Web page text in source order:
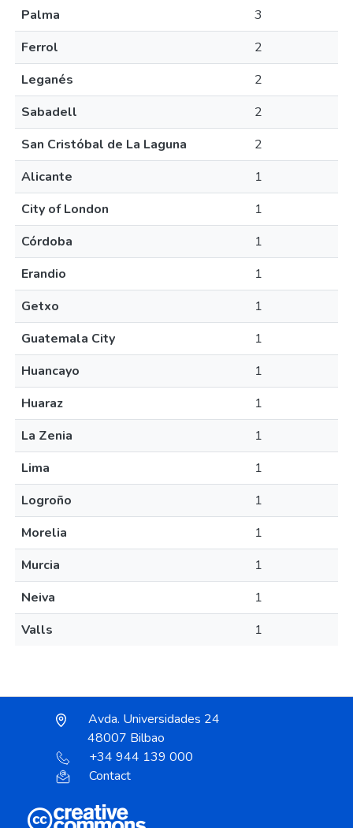
Palma
3
Ferrol
2
Leganés
2
Sabadell
2
San Cristóbal de La Laguna
2
Alicante
1
City of London
1
Córdoba
1
Erandio
1
Getxo
1
Guatemala City
1
Huancayo
1
Huaraz
1
La Zenia
1
Lima
1
Logroño
1
Morelia
1
Murcia
1
Neiva
1
Valls
1
Avda. Universidades 24
48007 Bilbao
+34 944 139 000
Contact